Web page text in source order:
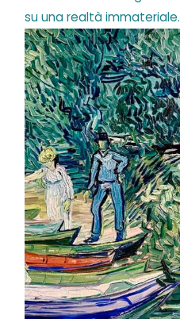
su una realtà immateriale.